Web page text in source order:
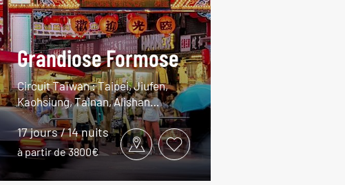
Grandiose Formose
Circuit Taïwan : Taipei, Jiufen,
Kaohsiung, Tainan, Alishan…
17 jours / 14 nuits
à partir de 3800€